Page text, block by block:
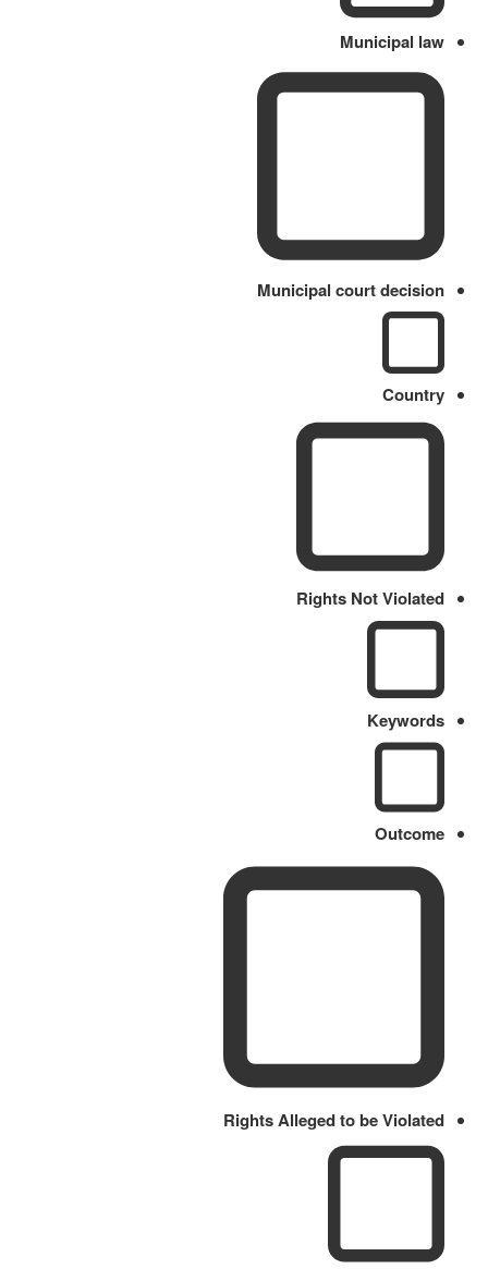
Municipal law
Municipal court decision
Country
Rights Not Violated
Keywords
Outcome
Rights Alleged to be Violated